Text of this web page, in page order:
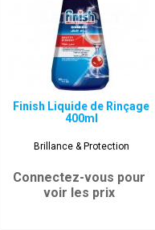
Finish Liquide de Rinçage
400ml
Brillance & Protection
Connectez-vous pour
voir les prix